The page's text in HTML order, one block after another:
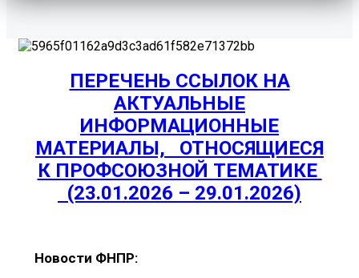
ПЕРЕЧЕНЬ ССЫЛОК НА
АКТУАЛЬНЫЕ
ИНФОРМАЦИОННЫЕ
МАТЕРИАЛЫ, ОТНОСЯЩИЕСЯ
К ПРОФСОЮЗНОЙ ТЕМАТИКЕ
(23.01.2026 – 29.01.2026)
Новости ФНПР: